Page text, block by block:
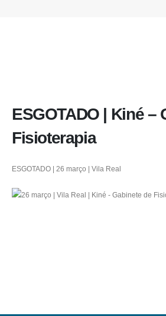
ESGOTADO | Kiné –
Fisioterapia
ESGOTADO | 26 março | Vila Real